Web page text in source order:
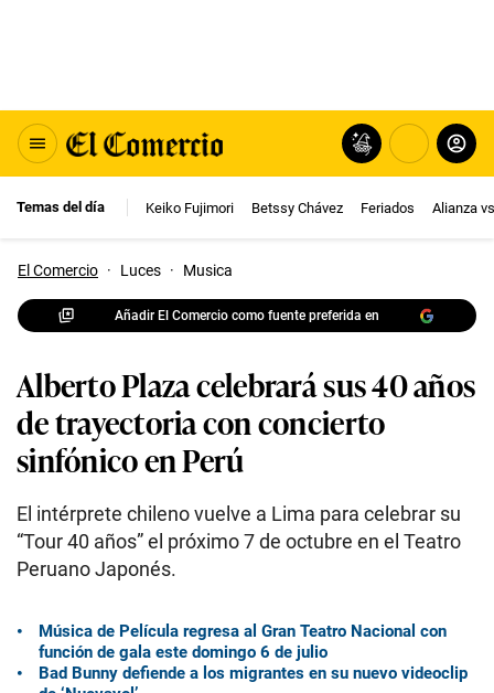
Temas del día Keiko Fujimori Betssy Chávez Feriados Alianza
El Comercio · Luces · Musica
Añadir El Comercio como fuente preferida en
Alberto Plaza celebrará sus 40 años
de trayectoria con concierto
sinfónico en Perú
El intérprete chileno vuelve a Lima para celebrar su
“Tour 40 años” el próximo 7 de octubre en el Teatro
Peruano Japonés.
Música de Película regresa al Gran Teatro Nacional con
función de gala este domingo 6 de julio
Bad Bunny defiende a los migrantes en su nuevo videoclip